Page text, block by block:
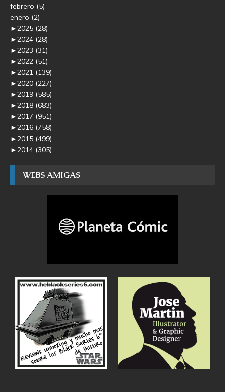
febrero (5)
enero (2)
►2025 (28)
►2024 (28)
►2023 (31)
►2022 (51)
►2021 (139)
►2020 (227)
►2019 (585)
►2018 (683)
►2017 (951)
►2016 (758)
►2015 (499)
►2014 (305)
WEBS AMIGAS